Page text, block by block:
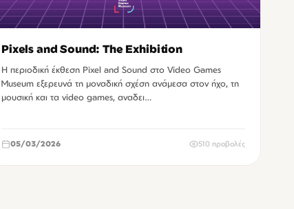
Pixels and Sound: The Exhibition
Η περιοδική έκθεση Pixel and Sound στο Video Games
Museum εξερευνά τη μοναδική σχέση ανάμεσα στον ήχο, τη
μουσική και τα video games, αναδει…
05/03/2026 510 προβολές